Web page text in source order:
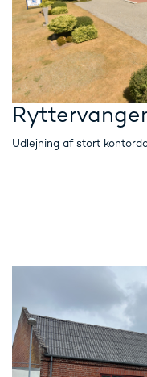
Udlejning af stort